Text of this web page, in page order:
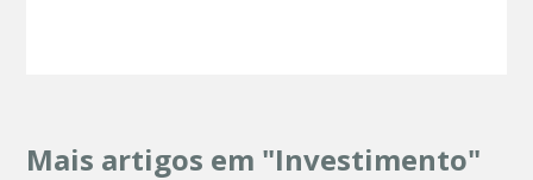
Mais artigos em "Investimento"